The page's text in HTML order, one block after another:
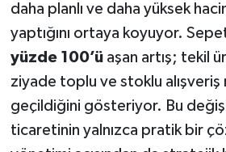
daha planlı ve daha yüksek
yaptığını ortaya koyuyor.
yüzde 100’üaşan artış; tekil
ziyade toplu ve stoklu alışveriş
geçildiğini gösteriyor. Bu
ticaretinin yalnızca pratik bir